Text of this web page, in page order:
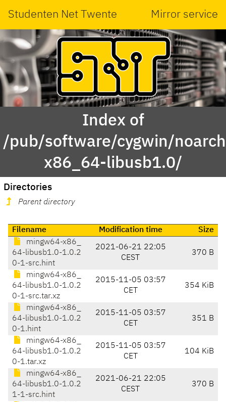
Studenten Net Twente Mirror service
Index of
/pub/software/cygwin/
x86_64-libusb1.0/
Directories
Parent directory
Filename Modification time
Size
mingw64-x86_
64-libusb1.0-1.0.2
0-1-src.hint
2021-06-21 22:05
CEST
370 B
mingw64-x86_
64-libusb1.0-1.0.2
0-1-src.tar.xz
2015-11-05 03:57
CET
354 KiB
mingw64-x86_
64-libusb1.0-1.0.2
0-1.hint
2015-11-05 03:57
CET
351 B
mingw64-x86_
64-libusb1.0-1.0.2
0-1.tar.xz
2015-11-05 03:57
CET
104 KiB
mingw64-x86_
64-libusb1.0-1.0.2
1-1-src.hint
2021-06-21 22:05
CEST
370 B